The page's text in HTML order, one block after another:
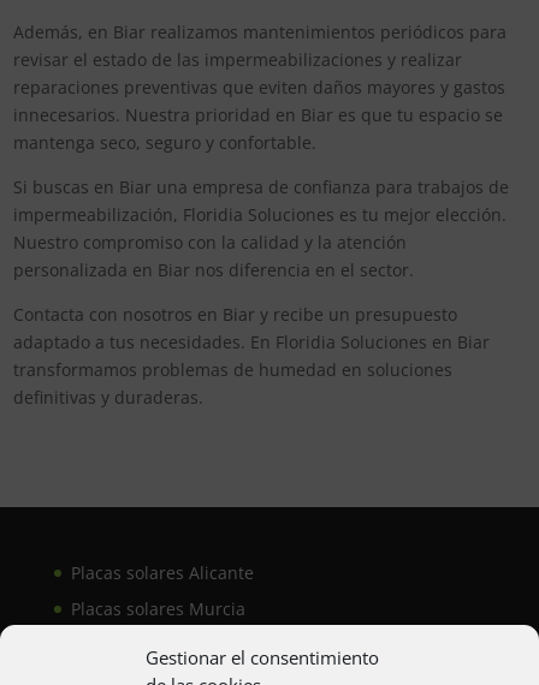
Gestionar el consentimiento
Además, en Biar realizamos mantenimientos periódicos para
revisar el estado de las impermeabilizaciones y realizar
reparaciones preventivas que eviten daños mayores y gastos
innecesarios. Nuestra prioridad en Biar es que tu espacio se
mantenga seco, seguro y confortable.
Si buscas en Biar una empresa de confianza para trabajos de
impermeabilización, Floridia Soluciones es tu mejor elección.
Nuestro compromiso con la calidad y la atención
personalizada en Biar nos diferencia en el sector.
Contacta con nosotros en Biar y recibe un presupuesto
adaptado a tus necesidades. En Floridia Soluciones en Biar
transformamos problemas de humedad en soluciones
definitivas y duraderas.
Placas solares Alicante
Placas solares Murcia